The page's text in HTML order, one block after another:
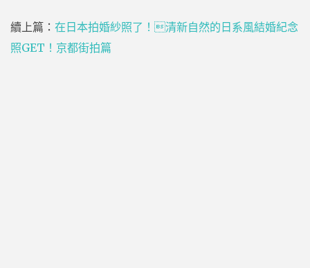
續上篇： 在日本拍婚紗照了！清新自然的日系風結婚紀念
照GET！京都街拍篇